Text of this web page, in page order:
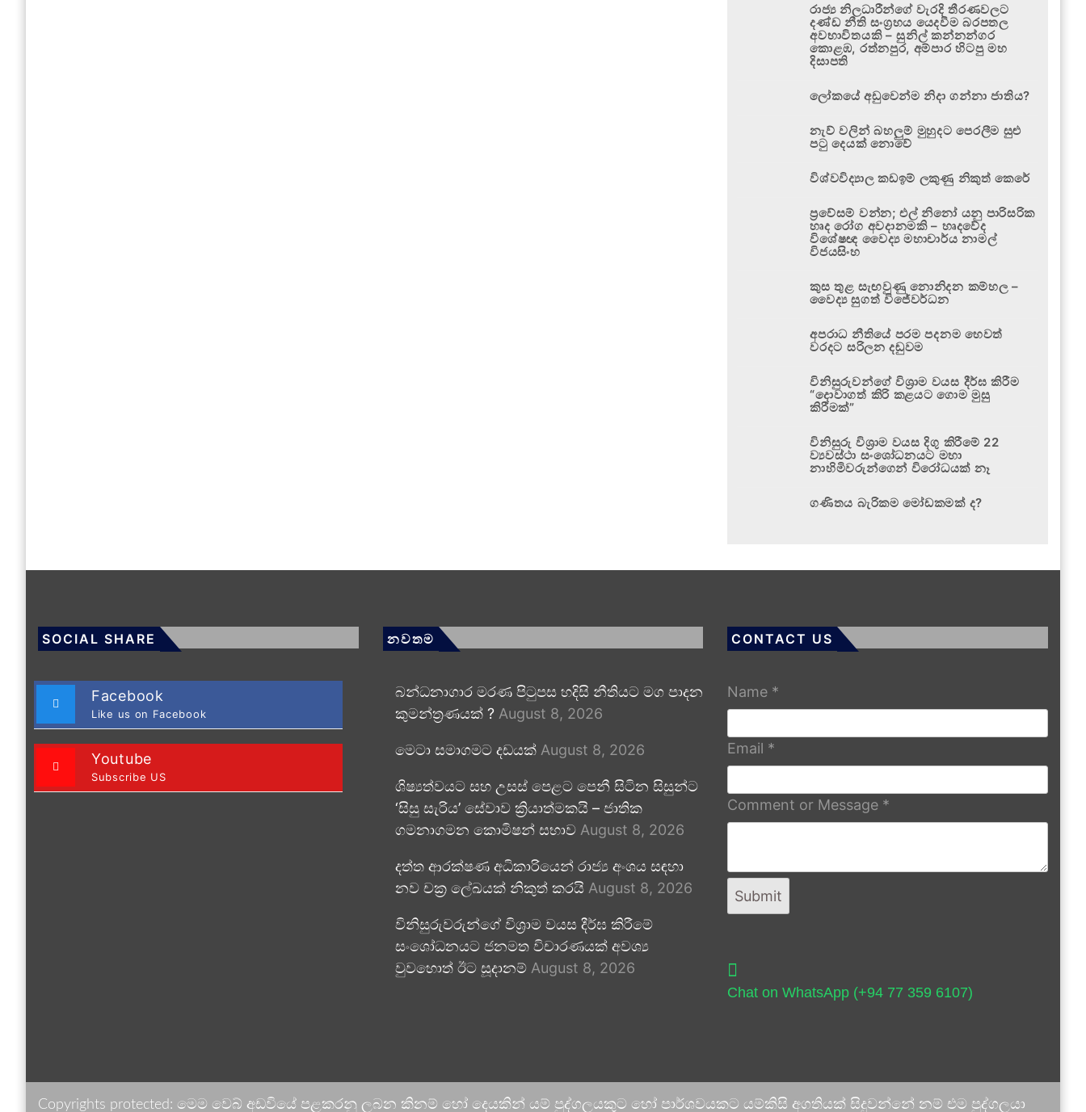
රාජ්‍ය නිලධාරීන්ගේ වැරදි තීරණවලට
දණ්ඩ නීති සංග්‍රහය යෙදවීම බරපතල
අවභාවිතයකි – සුනිල් කන්නන්ගර
කොළඹ, රත්නපුර, අම්පාර හිටපු මහ
දිසාපති
ලෝකයේ අඩුවෙන්ම නිදා ගන්නා ජාතිය?
නැව් වලින් බහලුම් මුහුදට පෙරලීම සුළු
පටු දෙයක් නොවේ
විශ්වවිද්‍යාල කඩඉම් ලකුණු නිකුත් කෙරේ
ප්‍රවේසම් වන්න; එල් නිනෝ යනු පාරිසරික
හෘද රෝග අවදානමකි – හෘදවේද
විශේෂඥ වෛද්‍ය මහාචාර්ය නාමල්
විජයසිංහ
කුස තුළ සැඟවුණු නොනිදන කම්හල –
වෛද්‍ය සුගත් විජේවර්ධන
අපරාධ නීතියේ පරම පදනම හෙවත්
වරදට සරිලන දඬුවම
විනිසුරුවන්ගේ විශ්‍රාම වයස දීර්ඝ කිරීම
“දොවාගත් කිරි කළයට ගොම මුසු
කිරීමක්”
විනිසුරු විශ්‍රාම වයස දිගු කිරීමේ 22
ව්‍යවස්ථා සංශෝධනයට මහා
නාහිමිවරුන්ගෙන් විරෝධයක් නෑ
ගණිතය බැරිකම මෝඩකමක් ද?
SOCIAL SHARE
Facebook
Like us on Facebook
Youtube
Subscribe US
නවතම
බන්ධනාගාර මරණ පිටුපස හදිසි නීතියට මග පාදන
කුමන්ත්‍රණයක් ? August 8, 2026
මෙටා සමාගමට දඩයක් August 8, 2026
ශිෂ්‍යත්වයට සහ උසස් පෙළට පෙනී සිටින සිසුන්ට
‘සිසු සැරිය’ සේවාව ක්‍රියාත්මකයි – ජාතික
ගමනාගමන කොමිෂන් සභාව August 8, 2026
දත්ත ආරක්ෂණ අධිකාරියෙන් රාජ්‍ය අංශය සඳහා
නව චක්‍ර ලේඛයක් නිකුත් කරයි August 8, 2026
විනිසුරුවරුන්ගේ විශ්‍රාම වයස දීර්ඝ කිරීමේ
සංශෝධනයට ජනමත විචාරණයක් අවශ්‍ය
වුවහොත් ඊට සූදානම් August 8, 2026
CONTACT US
Name *
Email *
Comment or Message *
Submit
Chat on WhatsApp (+94 77 359 6107)
Copyrights protected: මෙම වෙබ් අඩවියේ පළකරනු ලබන කිනම් හෝ දෙයකින් යම් පුද්ගලයකුට හෝ පාර්ශවයකට යම්කිසි අගතියක් සිදුවන්නේ නම් එම පුද්ගලයා